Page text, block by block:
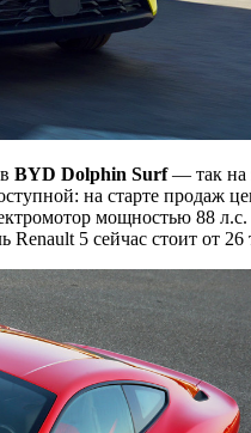
BYD Dolphin Surf— так на
на старте продаж
мощностью 88
5 сейчас стоит от 26